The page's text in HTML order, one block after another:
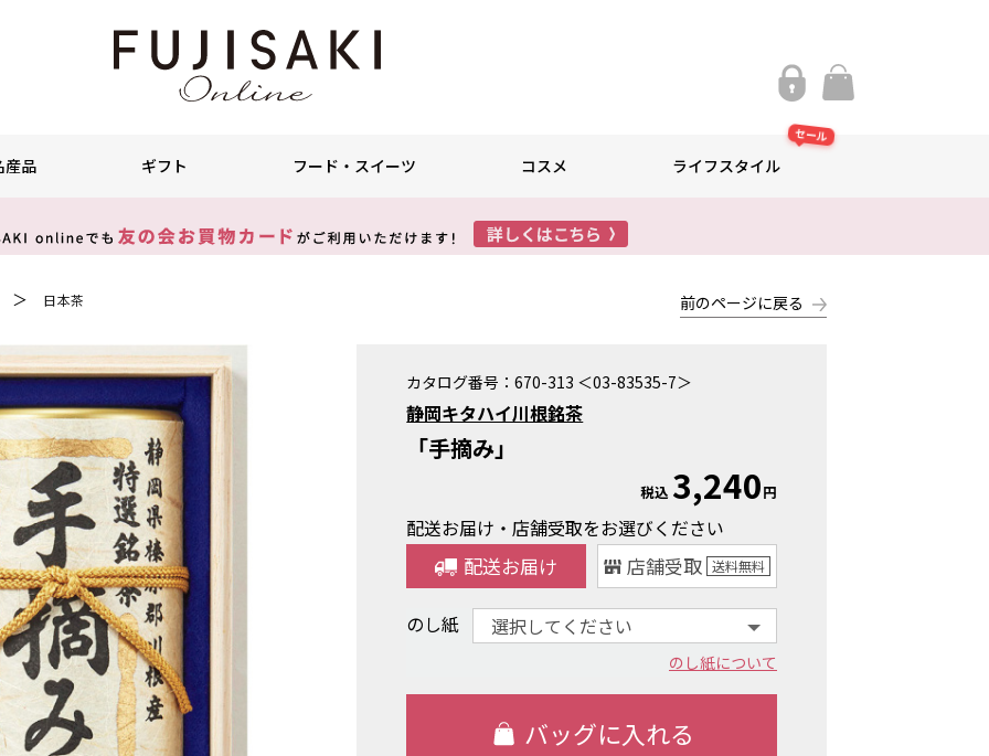
産品 ギフト フード・スイーツ コスメ ライフスタイル
セール
＞ 日本茶 前のページに戻る
カタログ番号：670-313 ＜03-83535-7＞
静岡キタハイ川根銘茶
「手摘み」
税込 3,240円
配送お届け・店舗受取をお選びください
配送お届け 店舗受取 送料無料
のし紙
のし紙について